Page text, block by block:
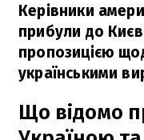
Керівники
прибули до
пропозицією
українськими
Що відомо